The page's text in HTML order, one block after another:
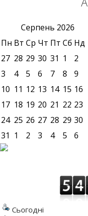
Серпень 2026
Пн Вт Ср Чт Пт Сб Нд
27 28 29 30 31 1
2
3
4 5 6 7 8
9
10 11 12 13 14 15 16
17 18 19 20 21 22 23
24 25 26 27 28 29 30
31 1 2 3 4 5 6
Сьогодні